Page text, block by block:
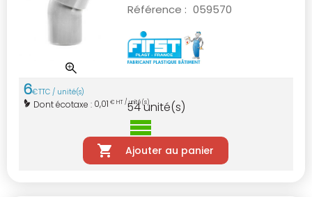
Référence : 059570
6€TTC / unité(s)
Dont écotaxe : 0,01 € HT / unité(s)
54unité(s)
Ajouter au panier